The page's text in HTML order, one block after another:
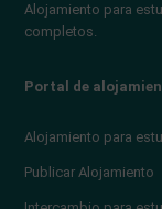
Alojamiento para
completos.
Portal de
Alojamiento para
Publicar Alojamiento